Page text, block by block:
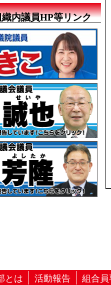
内議員HP等リンク
とは 活動報告 組合